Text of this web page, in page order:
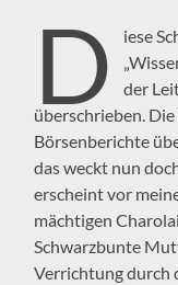
D
iese
der
überschrieben.
Börsenberichte
das weckt nun
erscheint vor
mächtigen
Schwarzbunte
Verrichtung durch